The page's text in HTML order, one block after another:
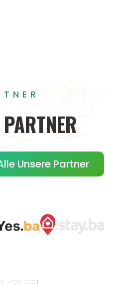
PARTNER
Unsere Partner